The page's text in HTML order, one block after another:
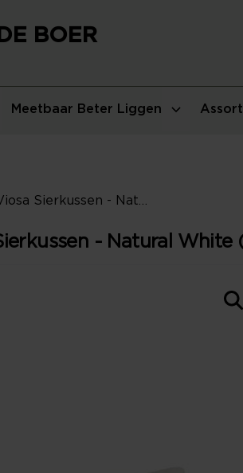
Meetbaar Beter Liggen
BOER
- Natural White